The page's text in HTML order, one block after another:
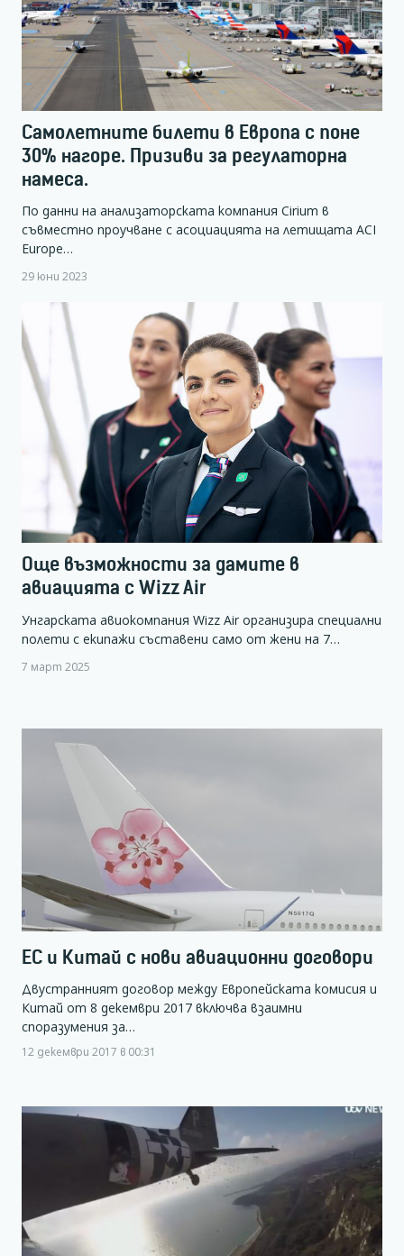
Самолетните билети в Европа с поне
30% нагоре. Призиви за регулаторна
намеса.
По данни на анализаторската компания Cirium в
съвместно проучване с асоциацията на летищата ACI
Europe…
29 юни 2023
Още възможности за дамите в
авиацията с Wizz Air
Унгарската авиокомпания Wizz Air организира специални
полети с екипажи съставени само от жени на 7…
7 март 2025
ЕС и Китай с нови авиационни договори
Двустранният договор между Европейската комисия и
Китай от 8 декември 2017 включва взаимни
споразумения за…
12 декември 2017 в 00:31